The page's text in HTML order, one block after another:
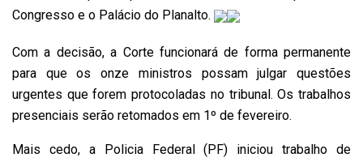
Congresso e o Palácio do Planalto.
Com a decisão, a Corte funcionará de forma permanente
para que os onze ministros possam julgar questões
urgentes que forem protocoladas no tribunal. Os trabalhos
presenciais serão retomados em 1º de fevereiro.
Mais cedo, a Policia Federal (PF) iniciou trabalho de